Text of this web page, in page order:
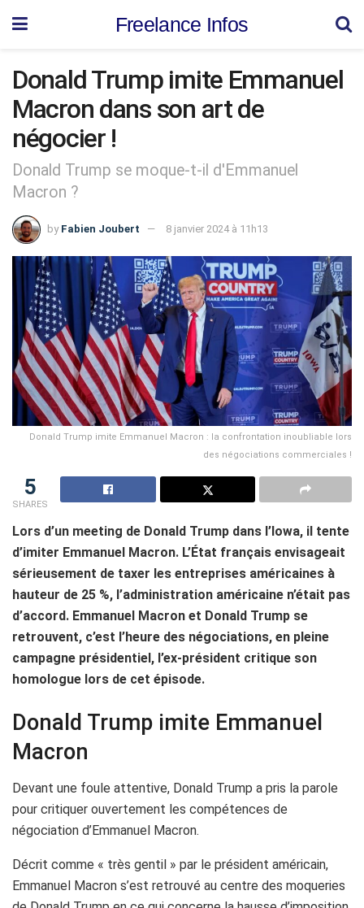
Freelance Infos
Donald Trump imite Emmanuel
Macron dans son art de
négocier !
Donald Trump se moque-t-il d'Emmanuel
Macron ?
by Fabien Joubert 8 janvier 2024 à 11h13
Donald Trump imite Emmanuel Macron : la confrontation inoubliable lors
des négociations commerciales !
5
SHARES
Lors d’un meeting de Donald Trump dans l’Iowa, il tente
d’imiter Emmanuel Macron. L’État français envisageait
sérieusement de taxer les entreprises américaines à
hauteur de 25 %, l’administration américaine n’était pas
d’accord. Emmanuel Macron et Donald Trump se
retrouvent, c’est l’heure des négociations, en pleine
campagne présidentiel, l’ex-président critique son
homologue lors de cet épisode.
Donald Trump imite Emmanuel
Macron
Devant une foule attentive, Donald Trump a pris la parole
pour critiquer ouvertement les compétences de
négociation d’Emmanuel Macron.
Décrit comme « très gentil » par le président américain,
Emmanuel Macron s’est retrouvé au centre des moqueries